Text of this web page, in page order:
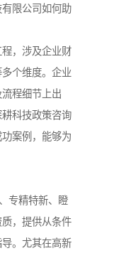
限公司如何助
，涉及企业财
个维度。企业
程细节上出
科技政策咨询
案例，能够为
专精特新、瞪
，提供从条件
。尤其在高新